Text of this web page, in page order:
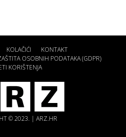
KOLAČIĆI
KONTAKT
OSOBNIH PODATAKA (GDPR)
KORIŠTENJA
© 2023. | ARZ.HR